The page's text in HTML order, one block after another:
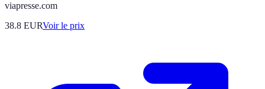
viapresse.com
38.8 EURVoir le prix